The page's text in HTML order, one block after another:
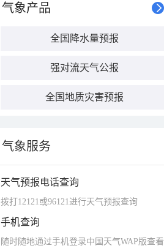
气象产品
全国降水量预报
强对流天气公报
全国地质灾害预报
气象服务
天气预报电话查询
拨打12121或96121进行天气预报查询
手机查询
随时随地通过手机登录中国天气WAP版查看